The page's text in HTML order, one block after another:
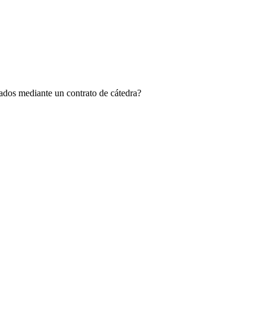
mediante un contrato de cátedra?